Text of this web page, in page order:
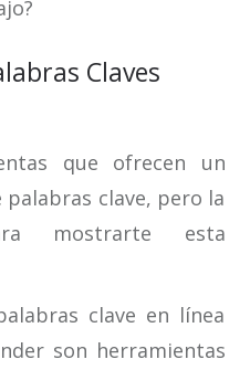
Claves
que ofrecen un
clave, pero la
mostrarte esta
clave en línea
son herramientas